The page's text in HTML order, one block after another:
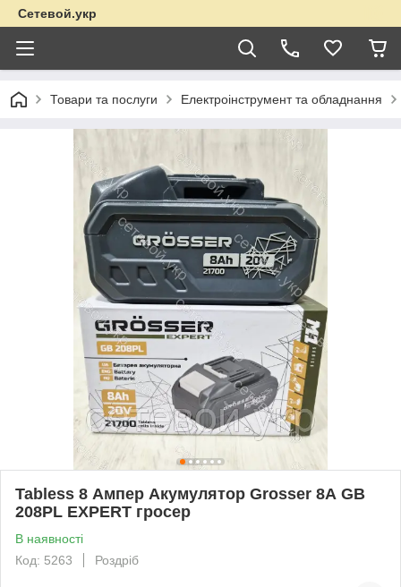
Сетевой.укр
Товари та послуги Електроінструмент та обладнання
Tabless 8 Ампер Акумулятор Grosser 8А GB
208PL EXPERT гросер
В наявності
Код: 5263
Роздріб